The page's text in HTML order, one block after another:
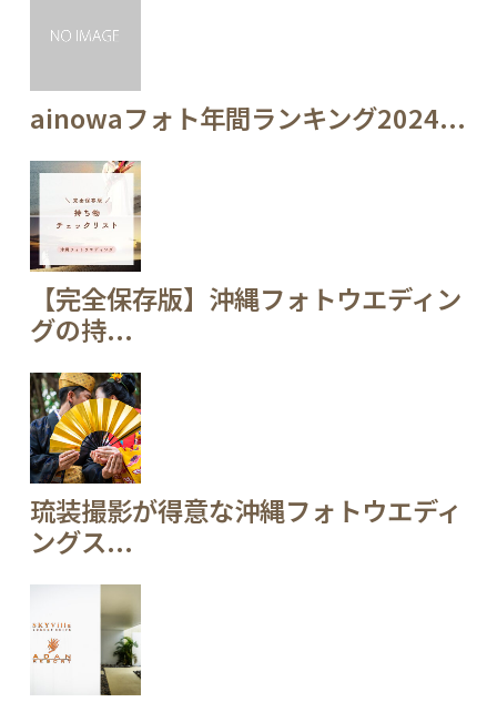
ainowaフォト年間ランキング2024...
【完全保存版】沖縄フォトウエディン
グの持...
琉装撮影が得意な沖縄フォトウエディ
ングス...